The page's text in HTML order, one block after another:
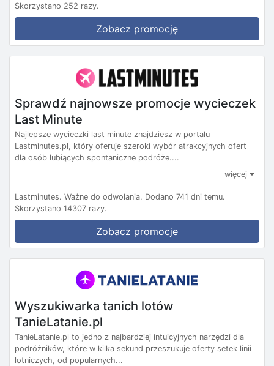
Skorzystano 252 razy.
Zobacz promocję
Sprawdź najnowsze promocje wycieczek
Last Minute
Najlepsze wycieczki last minute znajdziesz w portalu
Lastminutes.pl, który oferuje szeroki wybór atrakcyjnych ofert
dla osób lubiących spontaniczne podróże....
więcej
Lastminutes. Ważne do odwołania. Dodano 741 dni temu.
Skorzystano 14307 razy.
Zobacz promocje
Wyszukiwarka tanich lotów
TanieLatanie.pl
TanieLatanie.pl to jedno z najbardziej intuicyjnych narzędzi dla
podróżników, które w kilka sekund przeszukuje oferty setek linii
lotniczych, od popularnych...